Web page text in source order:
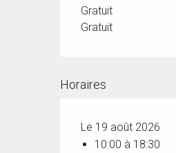
Gratuit
Gratuit
Horaires
Le 19 août 2026
10:00 à 18:30